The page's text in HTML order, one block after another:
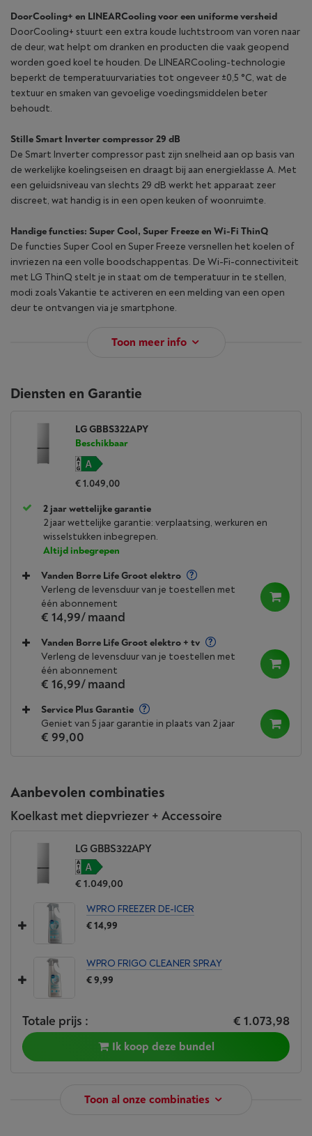
DoorCooling+ en LINEARCooling voor een uniforme versheid
DoorCooling+ stuurt een extra koude luchtstroom van voren naar
de deur, wat helpt om dranken en producten die vaak geopend
worden goed koel te houden. De LINEARCooling-technologie
beperkt de temperatuurvariaties tot ongeveer ±0,5 °C, wat de
textuur en smaken van gevoelige voedingsmiddelen beter
behoudt.
Stille Smart Inverter compressor 29 dB
De Smart Inverter compressor past zijn snelheid aan op basis van
de werkelijke koelingseisen en draagt bij aan energieklasse A. Met
een geluidsniveau van slechts 29 dB werkt het apparaat zeer
discreet, wat handig is in een open keuken of woonruimte.
Handige functies: Super Cool, Super Freeze en Wi-Fi ThinQ
De functies Super Cool en Super Freeze versnellen het koelen of
invriezen na een volle boodschappentas. De Wi-Fi-connectiviteit
met LG ThinQ stelt je in staat om de temperatuur in te stellen,
modi zoals Vakantie te activeren en een melding van een open
deur te ontvangen via je smartphone.
Toon meer info
Diensten en Garantie
LG GBBS322APY
Beschikbaar
€ 1.049,00
2 jaar wettelijke garantie
2 jaar wettelijke garantie: verplaatsing, werkuren en
wisselstukken inbegrepen.
Altijd inbegrepen
Vanden Borre Life Groot elektro
Verleng de levensduur van je toestellen met
één abonnement
€ 14,99/ maand
Vanden Borre Life Groot elektro + tv
Verleng de levensduur van je toestellen met
één abonnement
€ 16,99/ maand
Service Plus Garantie
Geniet van 5 jaar garantie in plaats van 2 jaar
€ 99,00
Aanbevolen combinaties
Koelkast met diepvriezer + Accessoire
LG GBBS322APY
€ 1.049,00
WPRO FREEZER DE-ICER
€ 14,99
WPRO FRIGO CLEANER SPRAY
€ 9,99
Totale prijs : € 1.073,98
Ik koop deze bundel
Toon al onze combinaties